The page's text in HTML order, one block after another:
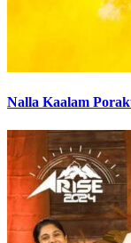
Nalla Kaalam